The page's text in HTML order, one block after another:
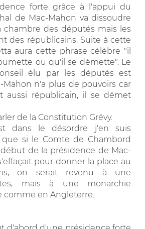
forte grâce à l'appui du
de Mac-Mahon va dissoudre
chambre des députés mais les
des républicains. Suite à cette
aura cette phrase célèbre "il
ou qu'il se démette". Le
élu par les députés est
Mahon n'a plus de pouvoirs car
aussi républicain, il se démet
de la Constitution Grévy.
dans le désordre j'en suis
si le Comte de Chambord
de la présidence de Mac-
pour donner la place au
on serait revenu à une
mais à une monarchie
comme en Angleterre.